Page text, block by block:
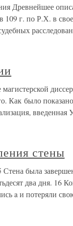
Древнейшее
г. по Р.Х. в
Как было
стены
была
два дня. 16
a и потеряли